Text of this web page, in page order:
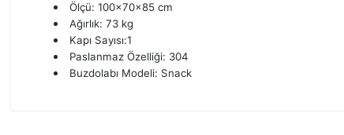
Ölçü: 100x70x85 cm
Ağırlık: 73 kg
Kapı Sayısı:1
Paslanmaz Özelliği: 304
Buzdolabı Modeli: Snack